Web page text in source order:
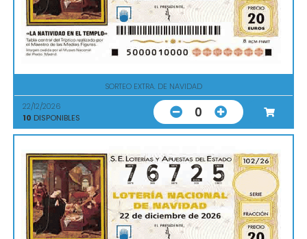
SORTEO EXTRA. DE NAVIDAD
22/12/2026
10 DISPONIBLES 0